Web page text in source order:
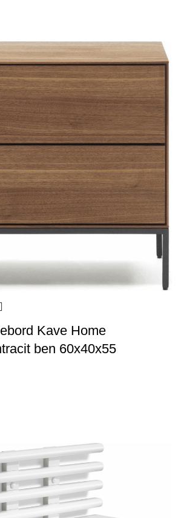
Kave Home
ben 60x40x55